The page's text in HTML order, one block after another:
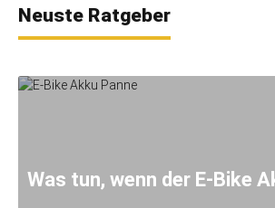
Neuste Ratgeber
Was tun, wenn der E-Bike